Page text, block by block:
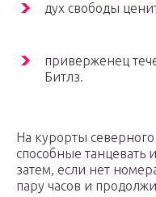
дух свободы
приверженец
Битлз.
На курорты
способные танцевать
затем, если нет
пару часов и